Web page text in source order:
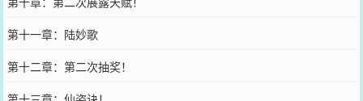
第十一章：陆妙歌
第十二章：第二次抽奖！